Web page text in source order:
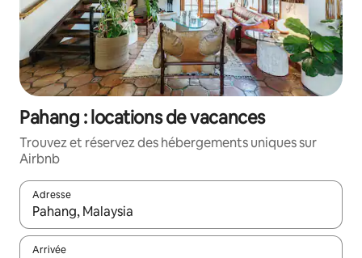
Pahang : locations de vacances
Trouvez et réservez des hébergements uniques sur
Airbnb
Adresse
Lorsque les résultats s'affichent, utilisez les flèches vers le
Arrivée